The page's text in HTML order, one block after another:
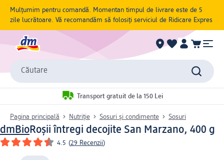
Mulțumim pentru comandă. Momentan timpul de livrare este de 5
zile lucrătoare. Vă recomandăm să folosiți serviciul de Ridicare Expres
Căutare
Transport gratuit de la 150 Lei
Pagina principală Nutriție Sosuri și condimente Sosuri
dmBioRoșii întregi decojite San Marzano, 400 g
4.5 (29 Recenzii)